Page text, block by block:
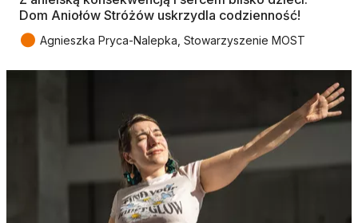
Dom Aniołów Stróżów uskrzydla codzienność!
● Agnieszka Pryca-Nalepka, Stowarzyszenie MOST